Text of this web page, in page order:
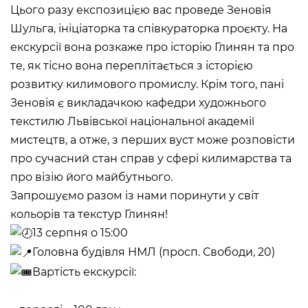
Historical complex of the
Andrei Sheptytsky National
Museum in Lviv
M. DRAHOMANOVA STREET, 17,
LVIV, UKRAINE
Пн, Вт, Ср,
Чт, Пт, Сб,
Olena Kulchytska Memorial
Art Museum
LISTOPADOVOHO CHYNU
STREET, 7, LVIV, UKRAINE
Вт, Ср, Чт,
10:00 –– 17:00*
Сб, Нд
10:00 –– 18:00*
* The ticket office works until
16:30
Museum
Цього разу експозицією вас проведе Зеновія
Шульга, ініціаторка та співкураторка проєкту. На
екскурсії вона розкаже про історію Глинян та про
те, як тісно вона переплітається з історією
розвитку килимового промислу. Крім того, пані
Зеновія є викладачкою кафедри художнього
текстилю Львівської національної академії
мистецтв, а отже, з перших вуст може розповісти
про сучасний стан справ у сфері килимарства та
про візію його майбутнього.
Запрошуємо разом із нами поринути у світ
кольорів та текстур Глинян!
13 серпня о 15:00
Головна будівля НМЛ (просп. Свободи, 20)
Вартість екскурсії: